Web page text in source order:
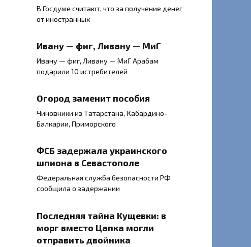
В Госдуме считают, что за получение денег
от иностранных
Ивану — фиг, Ливану — МиГ
Ивану — фиг, Ливану — МиГ Арабам
подарили 10 истребителей
Огород заменит пособия
Чиновники из Татарстана, Кабардино-
Балкарии, Приморского
ФСБ задержала украинского
шпиона в Севастополе
Федеральная служба безопасности РФ
сообщила о задержании
Последняя тайна Кущевки: в
морг вместо Цапка могли
отправить двойника